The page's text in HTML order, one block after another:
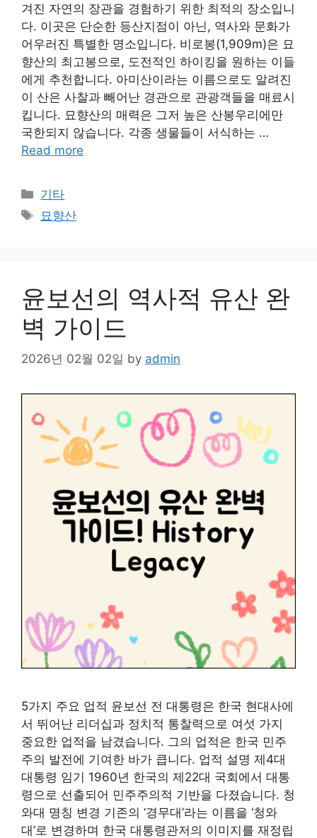
겨진 자연의 장관을 경험하기 위한 최적의 장소입니
다. 이곳은 단순한 등산지점이 아닌, 역사와 문화가
어우러진 특별한 명소입니다. 비로봉(1,909m)은 묘
향산의 최고봉으로, 도전적인 하이킹을 원하는 이들
에게 추천합니다. 아미산이라는 이름으로도 알려진
이 산은 사찰과 빼어난 경관으로 관광객들을 매료시
킵니다. 묘향산의 매력은 그저 높은 산봉우리에만
국한되지 않습니다. 각종 생물들이 서식하는 …
Read more
Categories
기타
Tags
묘향산
윤보선의 역사적 유산 완
벽 가이드
2026년 02월 02일 by admin
5가지 주요 업적 윤보선 전 대통령은 한국 현대사에
서 뛰어난 리더십과 정치적 통찰력으로 여섯 가지
중요한 업적을 남겼습니다. 그의 업적은 한국 민주
주의 발전에 기여한 바가 큽니다. 업적 설명 제4대
대통령 임기 1960년 한국의 제22대 국회에서 대통
령으로 선출되어 민주주의적 기반을 다졌습니다. 청
와대 명칭 변경 기존의 ‘경무대’라는 이름을 ‘청와
대’로 변경하며 한국 대통령관저의 이미지를 재정립